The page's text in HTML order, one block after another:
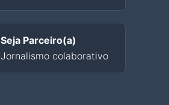
Seja Parceiro(a)
Jornalismo colaborativo